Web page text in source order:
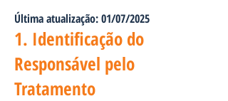
Última atualização: 01/07/2025
1. Identificação do
Responsável pelo
Tratamento